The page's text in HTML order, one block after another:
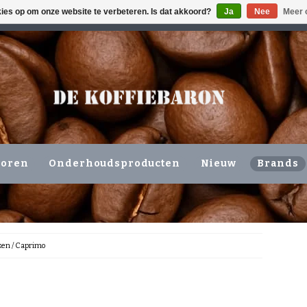
VOLGENDE WERKDAG !!! OF OPHALEN
Onderhoudsproducten Nieuw Brands
/Caprimo
op om onze website te verbeteren. Is dat akkoord? Ja Nee Meer